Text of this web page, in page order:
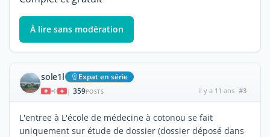
À lire sans modération
sole1l Expat en série
| 359POSTS il y a 11 ans #3
L'entree à L'école de médecine à cotonou se fait
uniquement sur étude de dossier (dossier déposé dans